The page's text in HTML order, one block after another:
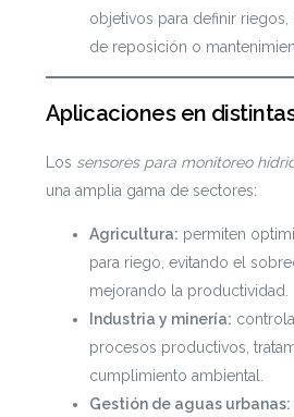
objetivos para definir
de reposición o
Aplicaciones en
Los sensores para monitoreo
una amplia gama de sectores:
Agricultura: permiten
para riego, evitando el
mejorando la productividad.
Industria y minería:
procesos productivos,
cumplimiento ambiental.
Gestión de aguas urbanas: